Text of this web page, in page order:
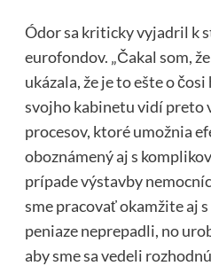
Ódor sa kriticky vyjadril k
eurofondov. „Čakal som,
ukázala, že je to ešte o
svojho kabinetu vidí preto
procesov, ktoré umožnia
oboznámený aj s
prípade výstavby
sme pracovať okamžite aj
peniaze neprepadli, no
aby sme sa vedeli